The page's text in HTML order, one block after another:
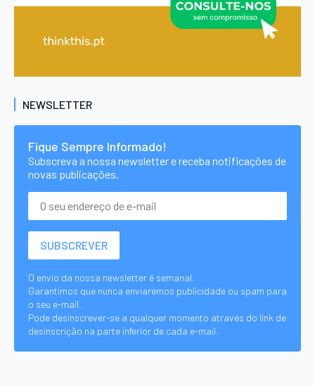
NEWSLETTER
Fique Sempre Informado!
Subscreva a nossa newsletter e receba notificações de
novas publicações.
O envio da nossa newsletter é semanal.
Garantimos que nunca enviaremos publicidade ou spam para
o seu e-mail.
Pode desinscrever-se a qualquer momento através do link de
desinscrição na parte inferior de cada e-mail.